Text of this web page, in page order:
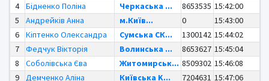
4
Бідненко Поліна Черкаська ... 8653535 15:42:00
5
Андрейків Анна м.Київ... 0
15:43:00
6
Кіптенко Олександра Сумська СК... 1300142 15:44:02
7
Федчук Вікторія Волинська ... 8653627 15:45:04
8
Соболівська Єва Житомирськ... 8509302 15:46:08
9
Демченко Аліна Київська K... 7204631 15:47:06